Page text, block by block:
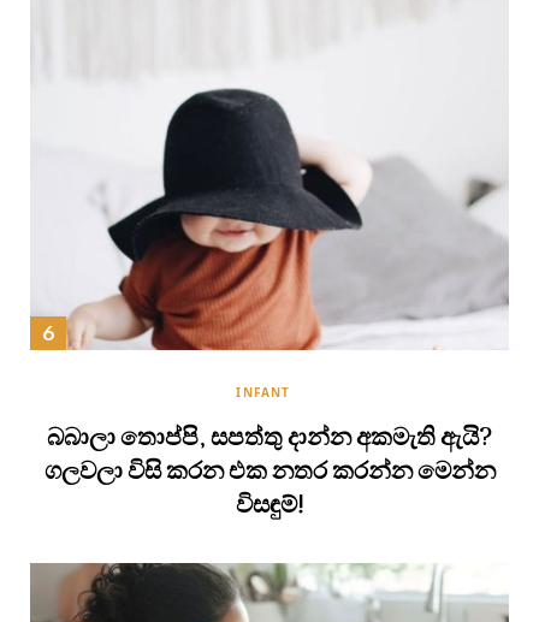
INFANT
බබාලා තොප්පි, සපත්තු දාන්න අකමැති ඇයි?
ගලවලා විසි කරන එක නතර කරන්න මෙන්න
විසඳුම්!